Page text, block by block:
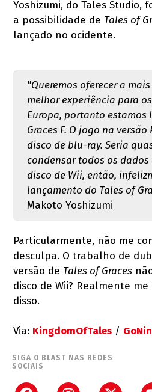
Yoshizumi, do Tales Studio,
a possibilidade de Tales of
lançado no ocidente.
"Queremos oferecer a
melhor experiência para
Europa, portanto estamos
Graces F. O jogo na versão
disco de blu-ray. Seria
condensar todos os
disco de Wii, então,
lançamento do Tales of
Makoto Yoshizumi
Particularmente, não me
desculpa. O trabalho de
versão de Tales of Graces
disco de Wii? Realmente
disso.
Via: KingdomOfTales /
SIGA O BLAST NAS REDES
SOCIAIS